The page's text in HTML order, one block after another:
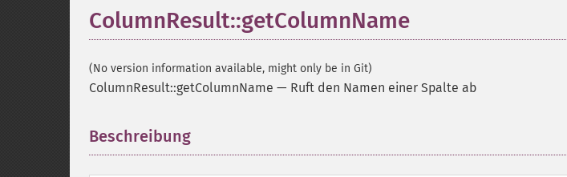
ColumnResult::getColumnName
(No version information available, might only be in Git)
ColumnResult::getColumnName — Ruft den Namen einer Spalte ab
Beschreibung